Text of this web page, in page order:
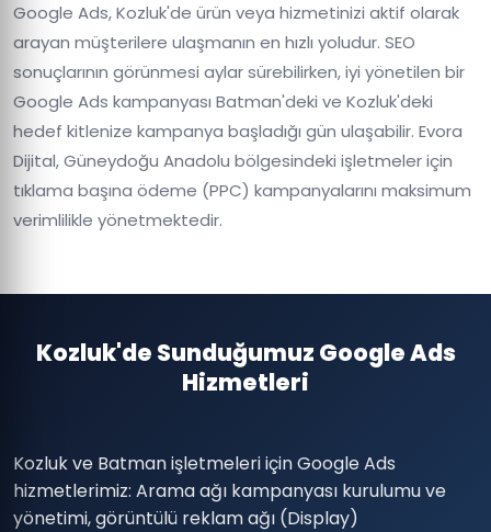
Google Ads, Kozluk'de ürün veya hizmetinizi aktif olarak
arayan müşterilere ulaşmanın en hızlı yoludur. SEO
sonuçlarının görünmesi aylar sürebilirken, iyi yönetilen bir
Google Ads kampanyası Batman'deki ve Kozluk'deki
hedef kitlenize kampanya başladığı gün ulaşabilir. Evora
Dijital, Güneydoğu Anadolu bölgesindeki işletmeler için
tıklama başına ödeme (PPC) kampanyalarını maksimum
verimlilikle yönetmektedir.
Kozluk'de Sunduğumuz Google Ads
Hizmetleri
Kozluk ve Batman işletmeleri için Google Ads
hizmetlerimiz: Arama ağı kampanyası kurulumu ve
yönetimi, görüntülü reklam ağı (Display)